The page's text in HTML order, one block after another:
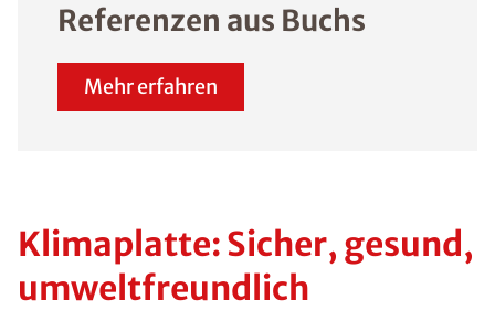
Referenzen aus Buchs
Mehr erfahren
Klimaplatte: Sicher, gesund,
umweltfreundlich